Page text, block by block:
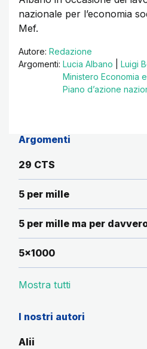
nazionale per l’economia
Mef.
Autore: Redazione
Argomenti: Lucia Albano Luigi
Ministero Economia
Piano d’azione
Argomenti
29 CTS
5 per mille
5 per mille ma per
5x1000
Mostra tutti
I nostri autori
Alii